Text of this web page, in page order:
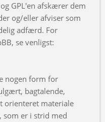
GPL'en afskærer dem
og/eller afviser som
adfærd. For
se venligst:
nogen form for
bagtalende,
orienteret materiale
som er i strid med